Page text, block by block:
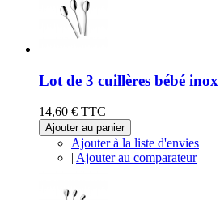
Lot de 3 cuillères bébé
14,60 € TTC
Ajouter au panier
Ajouter à la liste d'envies
| Ajouter au comparateur